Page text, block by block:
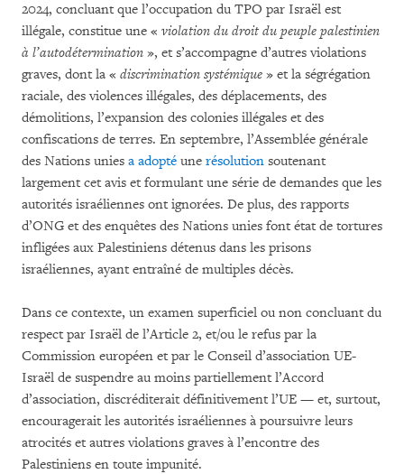
2024, concluant que l’occupation du TPO par Israël est
illégale, constitue une « violation du droit du peuple palestinien
à l’autodétermination », et s’accompagne d’autres violations
graves, dont la « discrimination systémique » et la ségrégation
raciale, des violences illégales, des déplacements, des
démolitions, l’expansion des colonies illégales et des
confiscations de terres. En septembre, l’Assemblée générale
des Nations unies a adopté une résolution soutenant
largement cet avis et formulant une série de demandes que les
autorités israéliennes ont ignorées. De plus, des rapports
d’ONG et des enquêtes des Nations unies font état de tortures
infligées aux Palestiniens détenus dans les prisons
israéliennes, ayant entraîné de multiples décès.
Dans ce contexte, un examen superficiel ou non concluant du
respect par Israël de l’Article 2, et/ou le refus par la
Commission européen et par le Conseil d’association UE-
Israël de suspendre au moins partiellement l’Accord
d’association, discréditerait définitivement l’UE — et, surtout,
encouragerait les autorités israéliennes à poursuivre leurs
atrocités et autres violations graves à l’encontre des
Palestiniens en toute impunité.